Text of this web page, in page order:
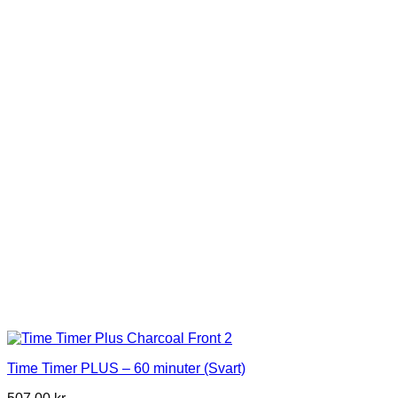
Time Timer PLUS – 60 minuter (Svart)